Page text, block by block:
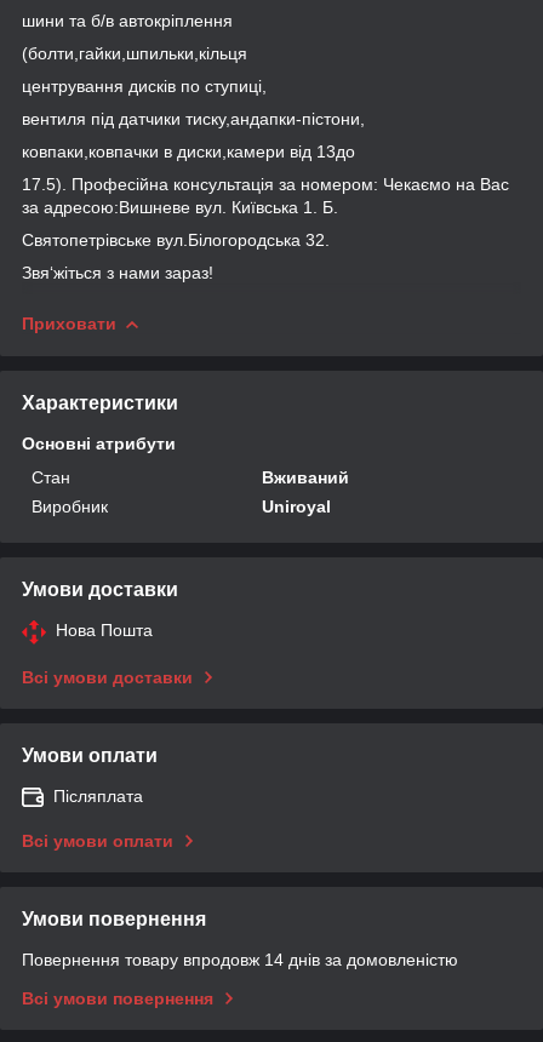
шини та б/в автокріплення
(болти,гайки,шпильки,кільця
центрування дисків по ступиці,
вентиля під датчики тиску,андапки-пістони,
ковпаки,ковпачки в диски,камери від 13до
17.5). Професійна консультація за номером: Чекаємо на Вас
за адресою:Вишневе вул. Київська 1. Б.
Святопетрівське вул.Білогородська 32.
Звя‘жіться з нами зараз!
Приховати
Характеристики
Основні атрибути
Стан
Вживаний
Виробник
Uniroyal
Умови доставки
Нова Пошта
Всі умови доставки
Умови оплати
Післяплата
Всі умови оплати
Умови повернення
Повернення товару впродовж 14 днів за домовленістю
Всі умови повернення